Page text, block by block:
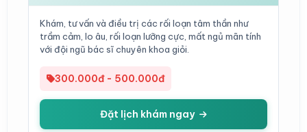
Khám, tư vấn và điều trị các rối loạn tâm thần như
trầm cảm, lo âu, rối loạn lưỡng cực, mất ngủ mãn tính
với đội ngũ bác sĩ chuyên khoa giỏi.
300.000đ - 500.000đ
Đặt lịch khám ngay